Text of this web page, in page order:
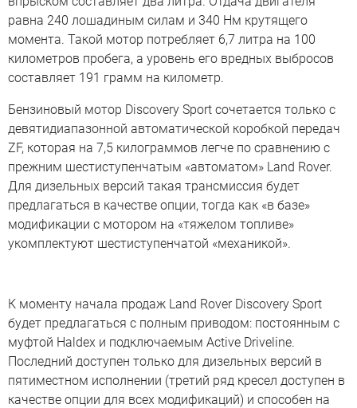
равна 240 лошадиным силам и 340 Нм крутящего
момента. Такой мотор потребляет 6,7 литра на 100
километров пробега, а уровень его вредных выбросов
составляет 191 грамм на километр.
Бензиновый мотор Discovery Sport сочетается только с
девятидиапазонной автоматической коробкой передач
ZF, которая на 7,5 килограммов легче по сравнению с
прежним шестиступенчатым «автоматом» Land Rover.
Для дизельных версий такая трансмиссия будет
предлагаться в качестве опции, тогда как «в базе»
модификации с мотором на «тяжелом топливе»
укомплектуют шестиступенчатой «механикой».
К моменту начала продаж Land Rover Discovery Sport
будет предлагаться с полным приводом: постоянным с
муфтой Haldex и подключаемым Active Driveline.
Последний доступен только для дизельных версий в
пятиместном исполнении (третий ряд кресел доступен в
качестве опции для всех модификаций) и способен на